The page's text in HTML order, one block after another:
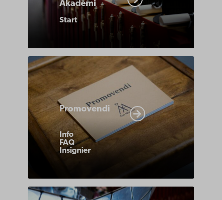
Akademi
Start
Promovendi
Info
FAQ
Insignier
https://www.abo.fi/om-
abo-
akademi/akademiska-
traditioner/promotion-
promovendi/
https://www.abo.fi/om-